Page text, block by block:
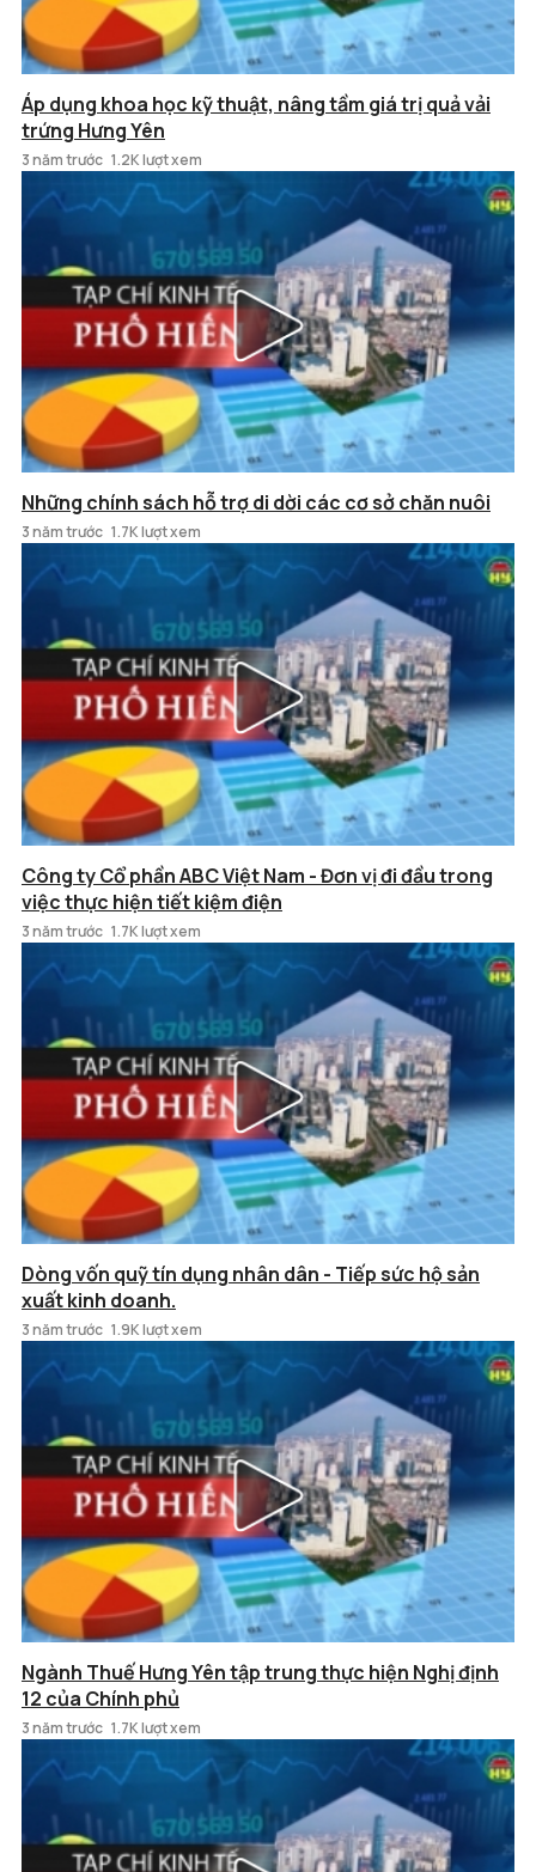
Áp dụng khoa học kỹ thuật, nâng tầm giá trị quả vải
trứng Hưng Yên
3 năm trước 1.2K lượt xem
Những chính sách hỗ trợ di dời các cơ sở chăn nuôi
3 năm trước 1.7K lượt xem
Công ty Cổ phần ABC Việt Nam - Đơn vị đi đầu trong
việc thực hiện tiết kiệm điện
3 năm trước 1.7K lượt xem
Dòng vốn quỹ tín dụng nhân dân - Tiếp sức hộ sản
xuất kinh doanh.
3 năm trước 1.9K lượt xem
Ngành Thuế Hưng Yên tập trung thực hiện Nghị định
12 của Chính phủ
3 năm trước 1.7K lượt xem